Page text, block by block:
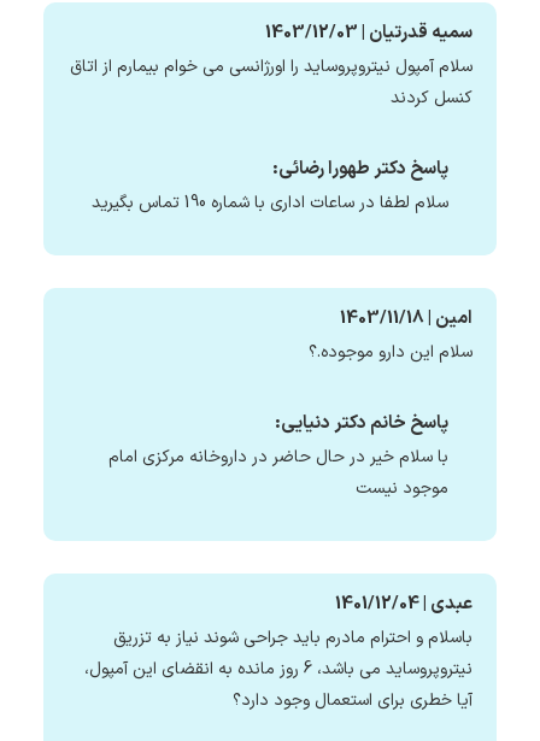
سمیه قدرتیان | 1403/12/03
سلام آمپول نیتروپروساید را اورژانسی می خوام بیمارم از اتاق
کنسل کردند
پاسخ دکتر طهورا رضائی:
سلام لطفا در ساعات اداری با شماره 190 تماس بگیرید
امین | 1403/11/18
سلام این دارو موجوده.؟
پاسخ خانم دکتر دنیایی:
با سلام خیر در حال حاضر در داروخانه مرکزی امام
موجود نیست
عبدی | 1401/12/04
باسلام و احترام مادرم باید جراحی شوند نیاز به تزریق
نیتروپروساید می باشد، 6 روز مانده به انقضای این آمپول،
آیا خطری برای استعمال وجود دارد؟